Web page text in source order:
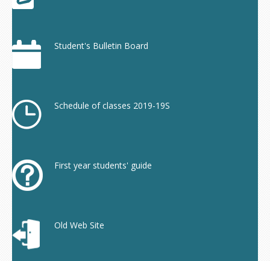
Student's Bulletin Board
Schedule of classes 2019-19S
First year students' guide
Old Web Site